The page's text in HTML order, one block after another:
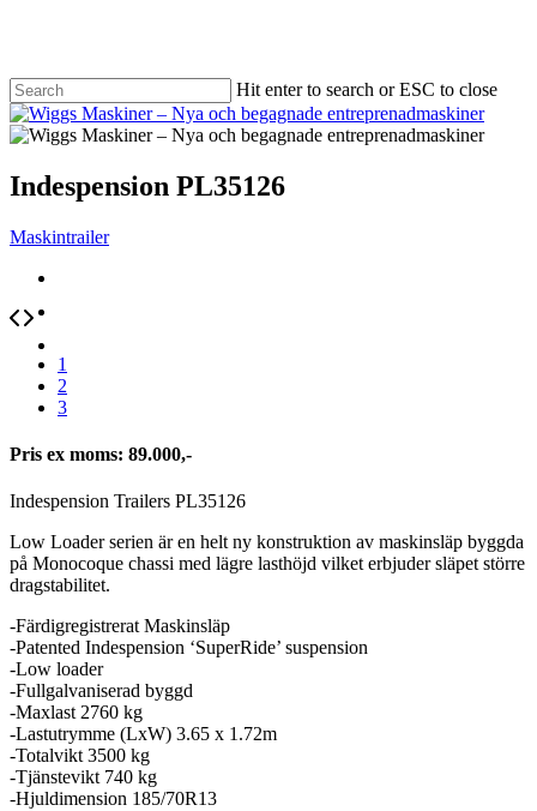
content
Hit enter to search or ESC to close
Close
Search
Menu
Indespension PL35126
Maskintrailer
1
2
3
Pris ex moms: 89.000,-
Indespension Trailers PL35126
Low Loader serien är en helt ny konstruktion av maskinsläp byggda
på Monocoque chassi med lägre lasthöjd vilket erbjuder släpet större
dragstabilitet.
-Färdigregistrerat Maskinsläp
-Patented Indespension ‘SuperRide’ suspension
-Low loader
-Fullgalvaniserad byggd
-Maxlast 2760 kg
-Lastutrymme (LxW) 3.65 x 1.72m
-Totalvikt 3500 kg
-Tjänstevikt 740 kg
-Hjuldimension 185/70R13